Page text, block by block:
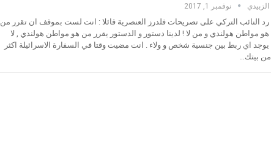
الزبيدي نوفمبر 1, 2017
رد النائب التركي على تصريحات فلدرز العنصرية قائلا : انت لست بموقف ان تقرر من
هو مواطن هولندي و من لا ! لدينا دستور و الدستور يقرر من هو مواطن هولندي , لا
يوجد اي ربط بين جنسية شخص و ولاء . انت مضيت وقتا في السفارة الاسرائيلة اكثر
من بيتك…